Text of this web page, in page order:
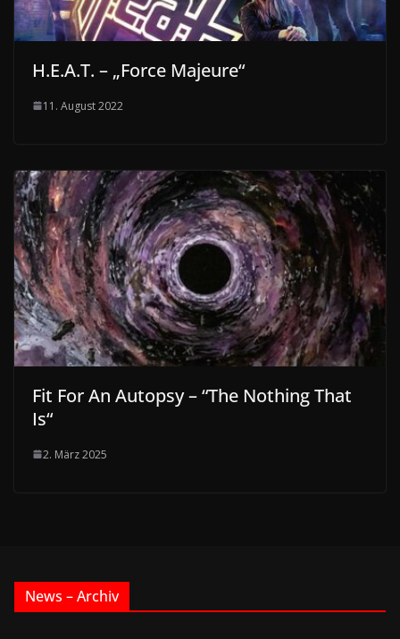
H.E.A.T. – „Force Majeure“
11. August 2022
Fit For An Autopsy – “The Nothing That
Is“
2. März 2025
News – Archiv